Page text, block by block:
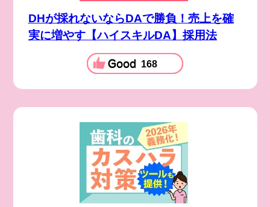
DHが採れないならDAで勝負！売上を確
実に増やす【ハイスキルDA】採用法
168